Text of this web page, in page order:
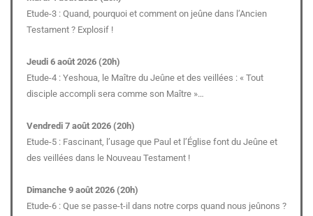
Etude-3 : Quand, pourquoi et comment on jeûne dans l’Ancien
Testament ? Explosif !
Jeudi 6 août 2026 (20h)
Etude-4 : Yeshoua, le Maître du Jeûne et des veillées : « Tout
disciple accompli sera comme son Maître »…
Vendredi 7 août 2026 (20h)
Etude-5 : Fascinant, l’usage que Paul et l’Église font du Jeûne et
des veillées dans le Nouveau Testament !
Dimanche 9 août 2026 (20h)
Etude-6 : Que se passe-t-il dans notre corps quand nous jeûnons ?